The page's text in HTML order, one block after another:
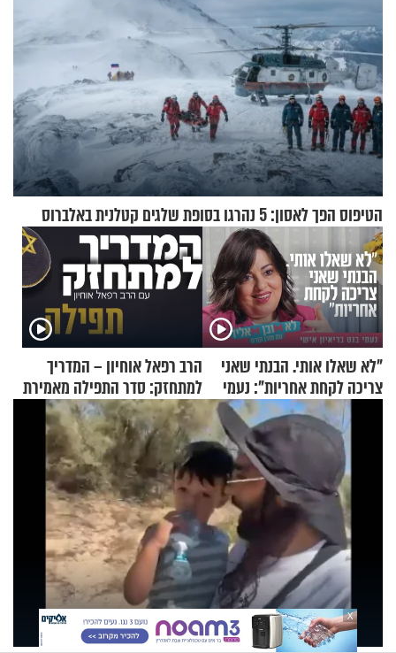
הטיפוס הפך לאסון: 5 נהרגו בסופת שלגים קטלנית באלברוס
"לא שאלו אותי. הבנתי שאני
צריכה לקחת אחריות": נעמי
בנט בריאיון אישי
הרב רפאל אוחיון – המדריך
למתחזק: סדר התפילה מאמירת
הקורבנות ועד קריאת שמע
X